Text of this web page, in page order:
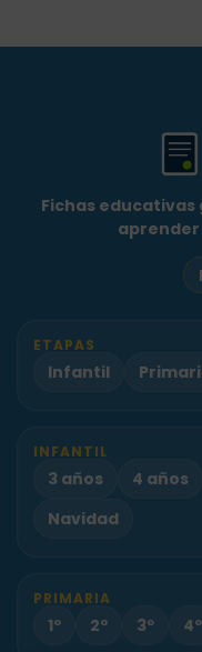
Fichas
aprender
ETAPAS
Infantil
INFANTIL
3 años 4 años
Navidad
PRIMARIA
1º 2º 3º 4º